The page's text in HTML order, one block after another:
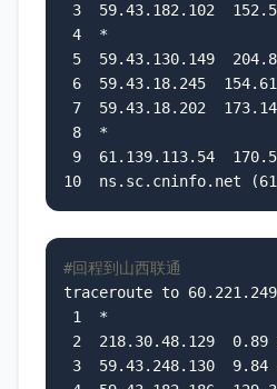
3  59.43.182.102
4  *
5  59.43.130.149
6  59.43.18.245  154.61
7  59.43.18.202  173.14
8  *
9  61.139.113.54
10  ns.sc.cninfo.net
#回程到山西联通
traceroute to
1  *
2  218.30.48.129  0.89
3  59.43.248.130  9.84